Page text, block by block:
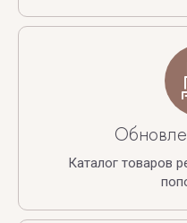
Каталог товаров